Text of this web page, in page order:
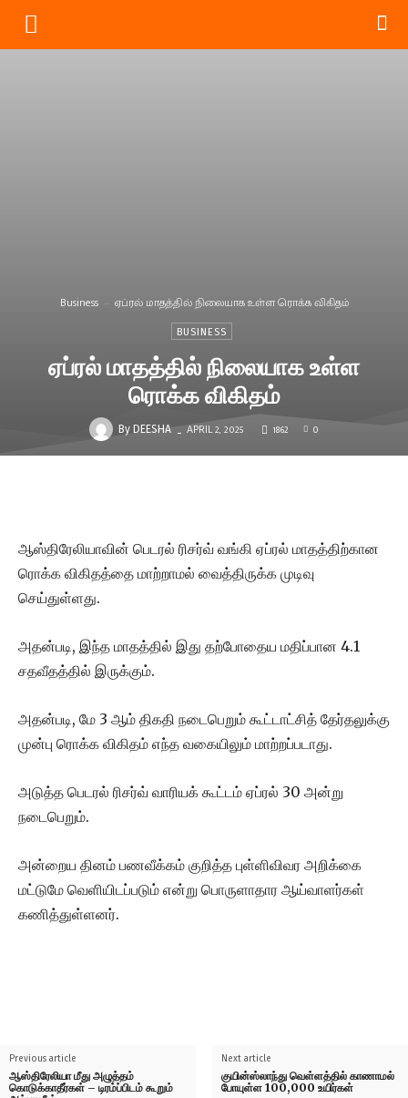
Business ஏப்ரல் மாதத்தில் நிலையாக உள்ள ரொக்க விகிதம்
BUSINESS
ஏப்ரல் மாதத்தில் நிலையாக உள்ள
ரொக்க விகிதம்
By DEESHA - APRIL 2, 2025 1862 0
ஆஸ்திரேலியாவின் பெடரல் ரிசர்வ் வங்கி ஏப்ரல் மாதத்திற்கான
ரொக்க விகிதத்தை மாற்றாமல் வைத்திருக்க முடிவு
செய்துள்ளது.
அதன்படி, இந்த மாதத்தில் இது தற்போதைய மதிப்பான 4.1
சதவீதத்தில் இருக்கும்.
அதன்படி, மே 3 ஆம் திகதி நடைபெறும் கூட்டாட்சித் தேர்தலுக்கு
முன்பு ரொக்க விகிதம் எந்த வகையிலும் மாற்றப்படாது.
அடுத்த பெடரல் ரிசர்வ் வாரியக் கூட்டம் ஏப்ரல் 30 அன்று
நடைபெறும்.
அன்றைய தினம் பணவீக்கம் குறித்த புள்ளிவிவர அறிக்கை
மட்டுமே வெளியிடப்படும் என்று பொருளாதார ஆய்வாளர்கள்
கணித்துள்ளனர்.
Previous article
ஆஸ்திரேலியா மீது அழுத்தம்
கொடுக்காதீர்கள் – டிரம்ப்பிடம் கூறும்
Next article
குயின்ஸ்லாந்து வெள்ளத்தில் காணாமல்
போயுள்ள 100,000 உயிர்கள்